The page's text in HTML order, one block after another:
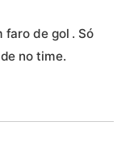
faro de gol . Só
no time.